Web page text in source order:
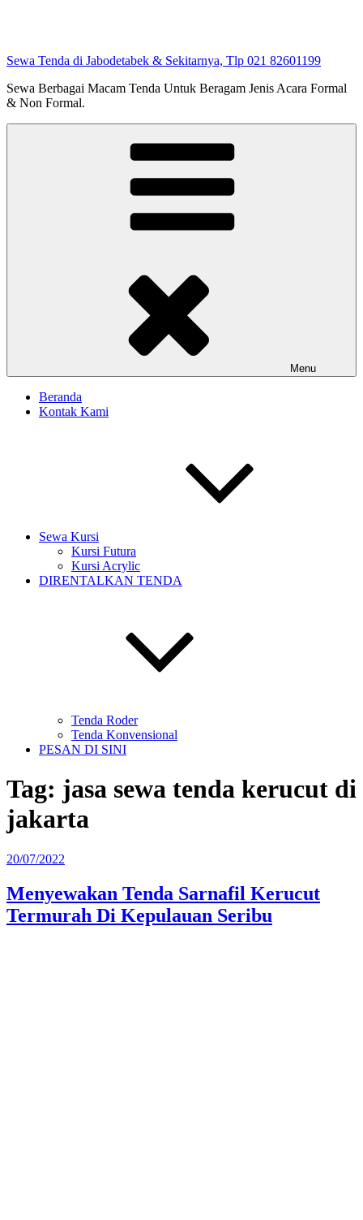
Sewa Tenda di Jabodetabek & Sekitarnya, Tlp 021 82601199
Sewa Berbagai Macam Tenda Untuk Beragam Jenis Acara Formal
& Non Formal.
Menu
Beranda
Kontak Kami
Sewa Kursi
Kursi Futura
Kursi Acrylic
DIRENTALKAN TENDA
Tenda Roder
Tenda Konvensional
PESAN DI SINI
Tag: jasa sewa tenda kerucut di
jakarta
Diposkan
20/07/2022
Menyewakan Tenda Sarnafil Kerucut
Termurah Di Kepulauan Seribu